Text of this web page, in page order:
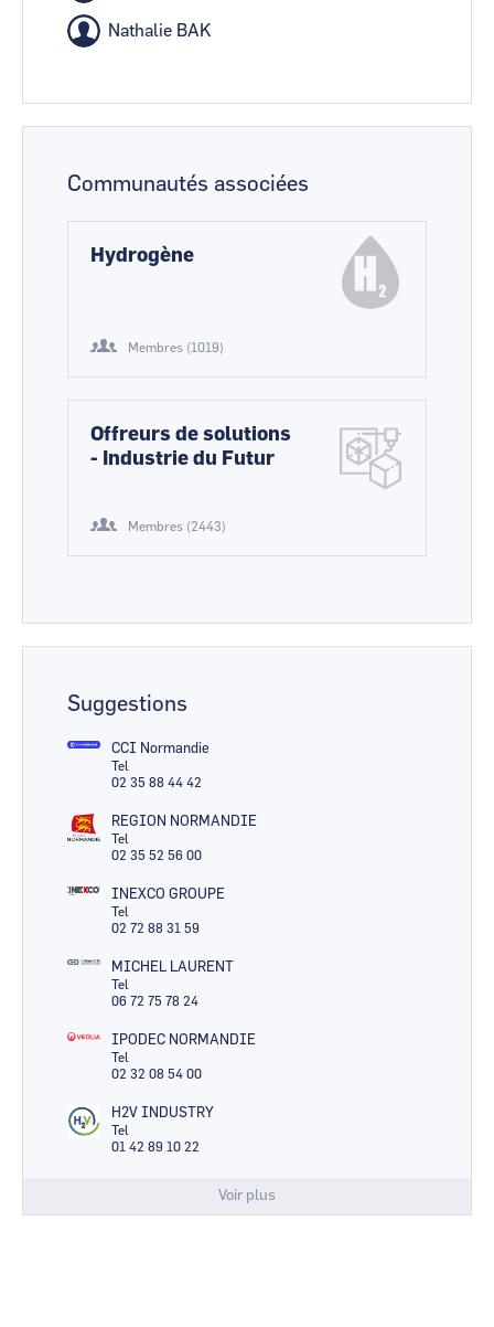
Nathalie BAK
Communautés associées
Hydrogène
Membres (1019)
Offreurs de solutions
- Industrie du Futur
Membres (2443)
Suggestions
CCI Normandie
Tel
02 35 88 44 42
REGION NORMANDIE
Tel
02 35 52 56 00
INEXCO GROUPE
Tel
02 72 88 31 59
MICHEL LAURENT
Tel
06 72 75 78 24
IPODEC NORMANDIE
Tel
02 32 08 54 00
H2V INDUSTRY
Tel
01 42 89 10 22
Voir plus